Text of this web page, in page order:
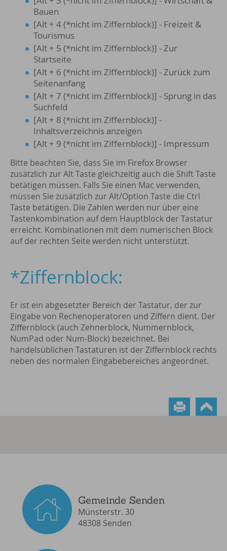
Bauen
[Alt + 4 (*nicht im Ziffernblock)] - Freizeit &
Tourismus
[Alt + 5 (*nicht im Ziffernblock)] - Zur
Startseite
[Alt + 6 (*nicht im Ziffernblock)] - Zurück zum
Seitenanfang
[Alt + 7 (*nicht im Ziffernblock)] - Sprung in das
Suchfeld
[Alt + 8 (*nicht im Ziffernblock)] -
Inhaltsverzeichnis anzeigen
[Alt + 9 (*nicht im Ziffernblock)] - Impressum
Bitte beachten Sie, dass Sie im Firefox Browser
zusätzlich zur Alt Taste gleichzeitig auch die Shift Taste
betätigen müssen. Falls Sie einen Mac verwenden,
müssen Sie zusätzlich zur Alt/Option Taste die Ctrl
Taste betätigen. Die Zahlen werden nur über eine
Tastenkombination auf dem Hauptblock der Tastatur
erreicht. Kombinationen mit dem numerischen Block
auf der rechten Seite werden nicht unterstützt.
*Ziffernblock:
Er ist ein abgesetzter Bereich der Tastatur, der zur
Eingabe von Rechenoperatoren und Ziffern dient. Der
Ziffernblock (auch Zehnerblock, Nummernblock,
NumPad oder Num-Block) bezeichnet. Bei
handelsüblichen Tastaturen ist der Ziffernblock rechts
neben des normalen Eingabebereiches angeordnet.
Gemeinde Senden
Münsterstr. 30
48308 Senden